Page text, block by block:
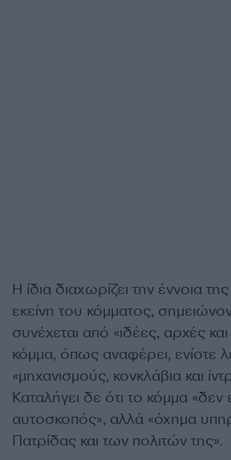
Η ίδια διαχωρίζει την έννοια
εκείνη του κόμματος,
συνέχεται από «ιδέες, αρχές
κόμμα, όπως αναφέρει, ενίοτε
«μηχανισμούς, κονκλάβια και
Καταλήγει δε ότι το κόμμα «δεν
αυτοσκοπός», αλλά «όχημα
Πατρίδας και των πολιτών της».